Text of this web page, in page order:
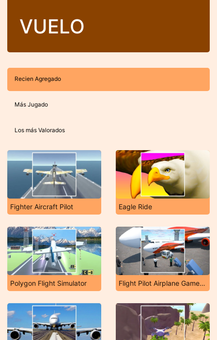
VUELO
Recien Agregado
Más Jugado
Los más Valorados
Fighter Aircraft Pilot Eagle Ride
Polygon Flight Simulator Flight Pilot Airplane Games 24